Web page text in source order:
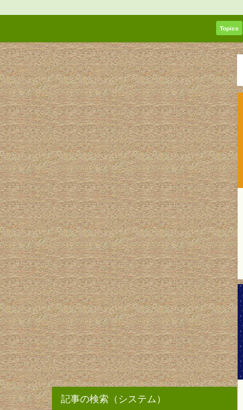
Topics
記事の検索（システム）